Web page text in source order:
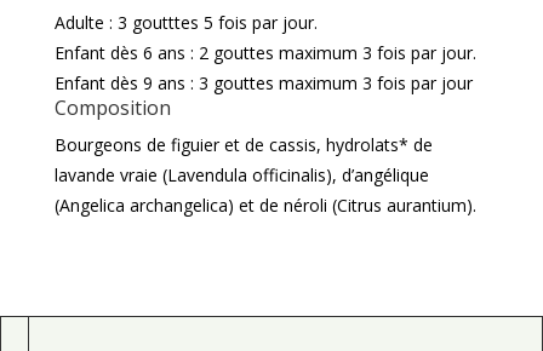
Adulte : 3 goutttes 5 fois par jour.
Enfant dès 6 ans : 2 gouttes maximum 3 fois par jour.
Enfant dès 9 ans : 3 gouttes maximum 3 fois par jour
Composition
Bourgeons de figuier et de cassis, hydrolats* de
lavande vraie (Lavendula officinalis), d’angélique
(Angelica archangelica) et de néroli (Citrus aurantium).